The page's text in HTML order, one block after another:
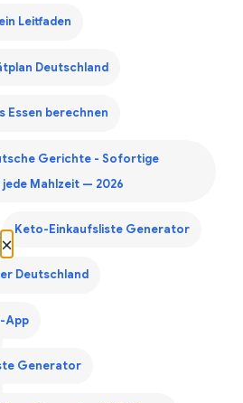
Leitfaden
Deutschland
Essen berechnen
Gerichte - Sofortige
Mahlzeit — 2026
Keto-Einkaufsliste Generator
Deutschland
App
Generator
×